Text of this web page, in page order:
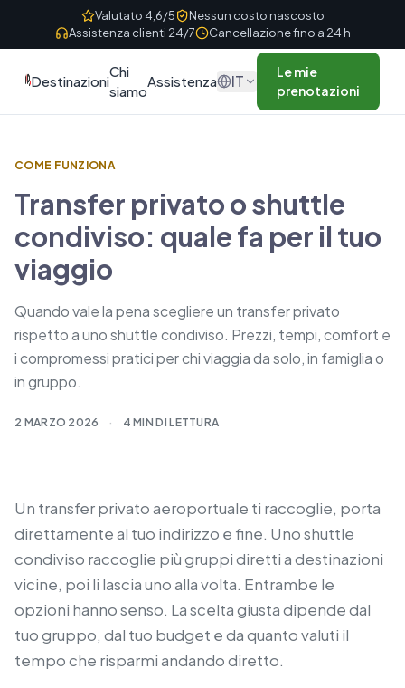
Skip to contentValutato 4,6/5
Nessun costo nascosto
Assistenza clienti 24/7
Cancellazione fino a 24 h
Destinazioni
Chi
siamo
Assistenza IT
Le mie
prenotazioni
COME FUNZIONA
Transfer privato o shuttle
condiviso: quale fa per il tuo
viaggio
Quando vale la pena scegliere un transfer privato
rispetto a uno shuttle condiviso. Prezzi, tempi, comfort e
i compromessi pratici per chi viaggia da solo, in famiglia o
in gruppo.
2 MARZO 2026 · 4 MIN DI LETTURA
Un transfer privato aeroportuale ti raccoglie, porta
direttamente al tuo indirizzo e fine. Uno shuttle
condiviso raccoglie più gruppi diretti a destinazioni
vicine, poi li lascia uno alla volta. Entrambe le
opzioni hanno senso. La scelta giusta dipende dal
tuo gruppo, dal tuo budget e da quanto valuti il
tempo che risparmi andando diretto.